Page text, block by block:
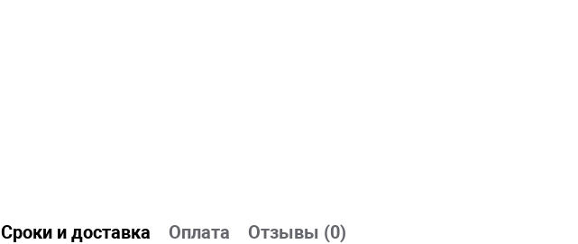
Сроки и доставка Оплата Отзывы (0)